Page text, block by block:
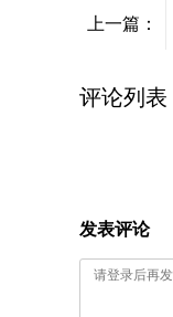
上一篇：
评论列表
发表评论